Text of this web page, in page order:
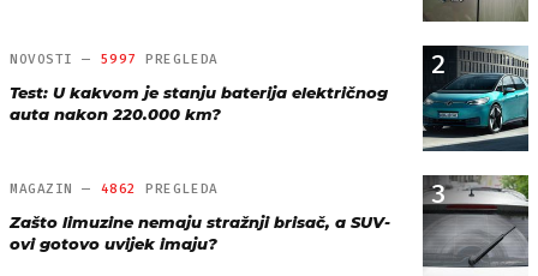
2
NOVOSTI — 5997 PREGLEDA
Test: U kakvom je stanju baterija električnog
auta nakon 220.000 km?
3
MAGAZIN — 4862 PREGLEDA
Zašto limuzine nemaju stražnji brisač, a SUV-
ovi gotovo uvijek imaju?